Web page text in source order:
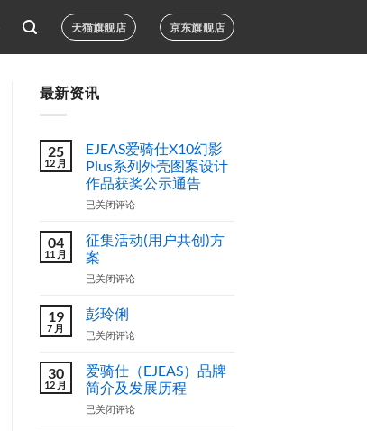
天猫旗舰店 京东旗舰店
最新资讯
25
12 月
EJEAS爱骑仕X10幻影
Plus系列外壳图案设计
作品获奖公示通告
EJEAS
骑
仕
X10
幻
Plus
系
列
壳
图
设
已关闭评论
04
11 月
征集活动(用户共创)方
案
征
活
动
(用
共
创)
案
已关闭评论
19
7 月
彭玲俐
彭
俐
已关闭评论
30
12 月
爱骑仕（EJEAS）品牌
简介及发展历程
爱
已关闭评论